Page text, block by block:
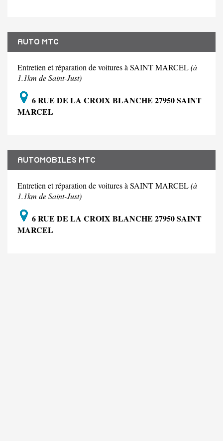
AUTO MTC
Entretien et réparation de voitures à SAINT MARCEL(à
1.1km de Saint-Just)
6 RUE DE LA CROIX BLANCHE 27950 SAINT
MARCEL
AUTOMOBILES MTC
Entretien et réparation de voitures à SAINT MARCEL(à
1.1km de Saint-Just)
6 RUE DE LA CROIX BLANCHE 27950 SAINT
MARCEL